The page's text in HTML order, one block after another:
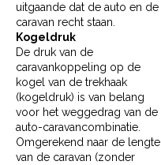
uitgaande dat de auto en de
caravan recht staan.
Kogeldruk
De druk van de
caravankoppeling op de
kogel van de trekhaak
(kogeldruk) is van belang
voor het weggedrag van de
auto-caravancombinatie.
Omgerekend naar de lengte
van de caravan (zonder